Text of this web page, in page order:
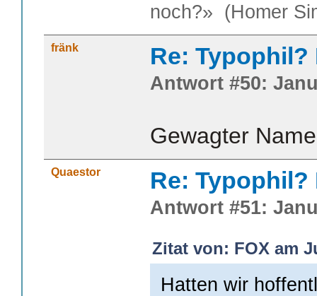
noch?» (Homer
fränk Re:
Antwort #50:
Gewagter
Quaestor Re:
Antwort #51:
Zitat von: FOX am
Hatten wir